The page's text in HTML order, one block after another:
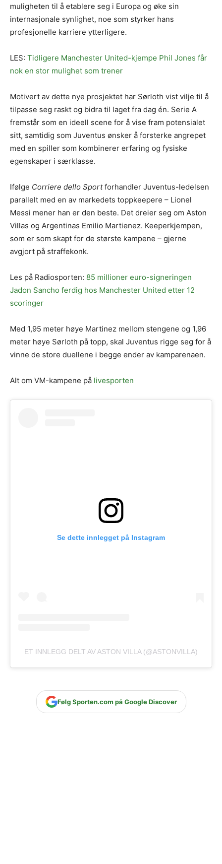
muligheten til å etablere seg i Europa og øke sin
internasjonale synlighet, noe som styrker hans
profesjonelle karriere ytterligere.
LES: Tidligere Manchester United-kjempe Phil Jones får
nok en stor mulighet som trener
Motivert av dette nye prosjektet har Sørloth vist vilje til å
tilpasse seg raskt og bidra til laget fra dag én. Serie A
fremstår som en ideell scene for å vise fram potensialet
sitt, samtidig som Juventus ønsker å forsterke angrepet
med en spiller som kombinerer erfaring og fysiske
egenskaper i særklasse.
Ifølge Corriere dello Sportforhandler Juventus-ledelsen
parallelt med en av markedets toppkeepere – Lionel
Messi mener han er den beste. Det dreier seg om Aston
Villas og Argentinas Emilio Martienez. Keeperkjempen,
som er som skapt for de største kampene – gjerne
avgjort på straffekonk.
Les på Radiosporten: 85 millioner euro-signeringen
Jadon Sancho ferdig hos Manchester United etter 12
scoringer
Med 1,95 meter høye Martinez mellom stengene og 1,96
meter høye Sørloth på topp, skal Juventus rigge seg for å
vinne de store duellene i begge ender av kamparenaen.
Alt om VM-kampene på livesporten
Se dette innlegget på Instagram
ET INNLEGG DELT AV ASTON VILLA (@ASTONVILLA)
Følg Sporten.com på Google Discover